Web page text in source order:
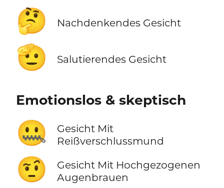
🤔 Nachdenkendes Gesicht
🫡 Salutierendes Gesicht
Emotionslos & skeptisch
🤐
Gesicht Mit
Reißverschlussmund
🤨
Gesicht Mit Hochgezogenen
Augenbrauen